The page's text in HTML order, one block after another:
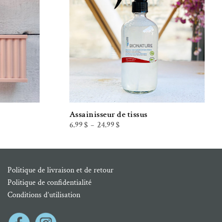
Assainisseur de tissus
6.99 $ – 24.99 $Plage
Politique de livraison et de retour
Politique de confidentialité
Conditions d’utilisation